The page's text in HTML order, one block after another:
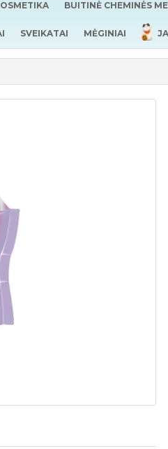
BUITINĖ CHEMINĖS
SVEIKATAI MĖGINIAI